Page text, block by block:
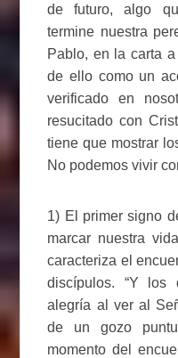
de futuro, algo
termine nuestra
Pablo, en la carta
de ello como un
verificado en
resucitado con
tiene que mostrar
No podemos vivir
1) El primer signo
marcar nuestra
caracteriza el
discípulos. “Y los
alegría al ver al
de un gozo
momento del